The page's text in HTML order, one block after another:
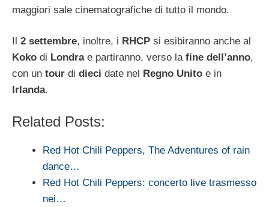
maggiori sale cinematografiche di tutto il mondo.
2 settembre, inoltre, i RHCP si esibiranno anche al
Koko di Londrae partiranno, verso la fine dell’anno,
con un tour di dieci date nel Regno Unito e in
Irlanda.
Related Posts:
Red Hot Chili Peppers, The Adventures of rain
dance…
Red Hot Chili Peppers: concerto live trasmesso
nei…